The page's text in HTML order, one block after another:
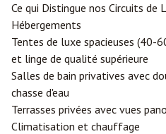
Ce qui Distingue nos Circuits de
Hébergements
Tentes de luxe spacieuses (40-
et linge de qualité supérieure
Salles de bain privatives avec
chasse d'eau
Terrasses privées avec vues
Climatisation et chauffage